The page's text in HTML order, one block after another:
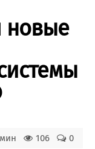
новые
0
106